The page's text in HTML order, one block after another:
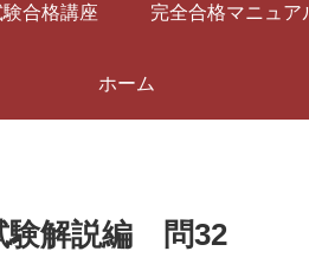
合格講座 完全合格マニュア
ホーム
験解説編 問32